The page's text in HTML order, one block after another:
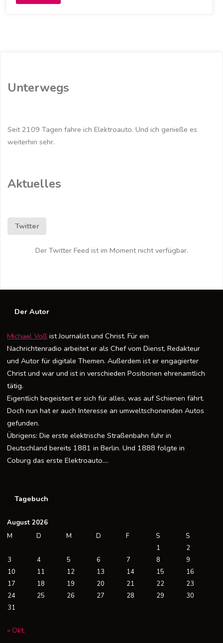
häufiger?"
Unterwegs
Seit 2109 Tagen fahre ich Elektroauto. Und ich genieße es
weiterhin sehr.
Aktuelles
Twitter
Der Twitter Feed ist im Moment nicht verfügbar.
Der Autor
Michael Voß ist Journalist und Christ. Für ein
Nachrichtenradio arbeitet er als Chef vom Dienst, Redakteur
und Autor für digitale Themen. Außerdem ist er engagierter
Christ und war und ist in verschieden Positionen ehrenamtlich
tätig.
Eigentlich begeistert er sich für alles, was auf Schienen fährt.
Doch nun hat er auch Interesse an umweltschonenden Autos
gefunden.
Übrigens: Die erste elektrische Straßenbahn fuhr in
Deutschland bereits 1881 in Berlin. Und 1888 folgte in
Coburg das erste Elektroauto….
Tagebuch
August 2026
M
D M D F S
S
1
2
3
4 5 6 7 8
9
10
11 12 13 14 15
16
17
18 19 20 21 22
23
24
25 26 27 28 29
30
31
« Okt.